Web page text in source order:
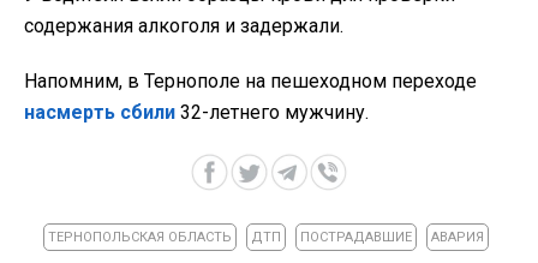
содержания алкоголя и задержали.
Напомним, в Тернополе на пешеходном переходе
насмерть сбили 32-летнего мужчину.
ТЕРНОПОЛЬСКАЯ ОБЛАСТЬ ДТП ПОСТРАДАВШИЕ АВАРИЯ